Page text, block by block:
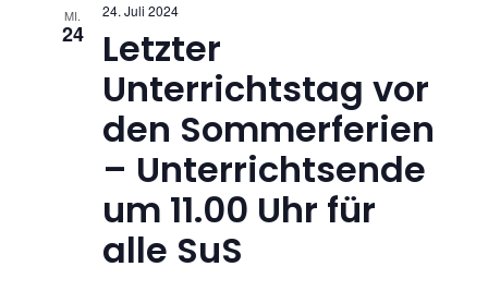
v
i
g
a
MI.
24
24. Juli 2024
Letzter
Unterrichtstag vor
den Sommerferien
– Unterrichtsende
um 11.00 Uhr für
alle SuS